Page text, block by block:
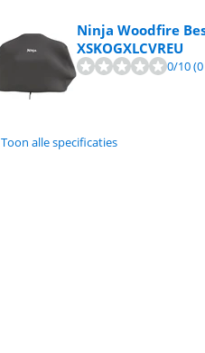
Ninja Woodfire
XSKOGXLCVREU
0/10
Toon alle specificaties